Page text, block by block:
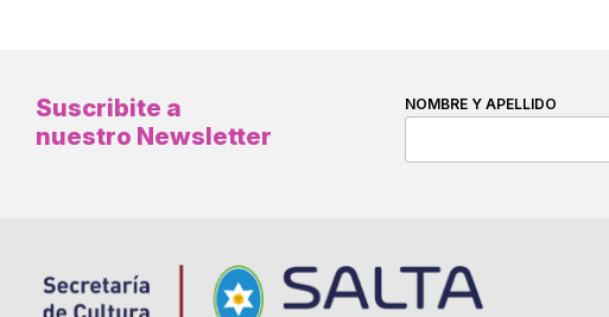
Suscribite a
nuestro Newsletter
NOMBRE Y APELLIDO